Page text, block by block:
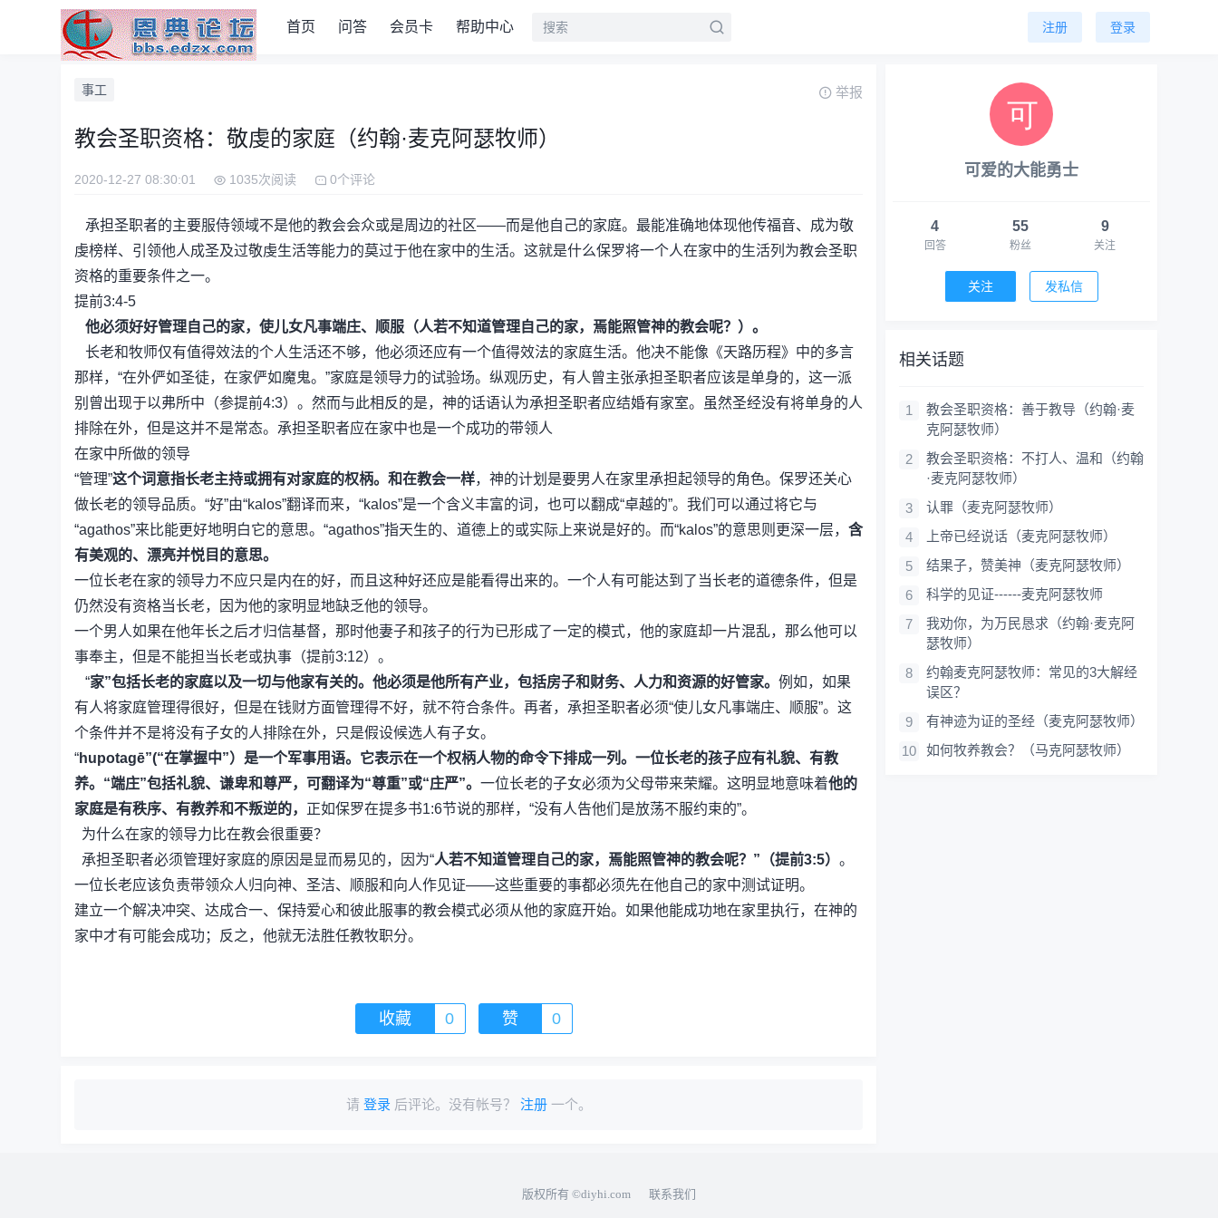
首页 问答 会员卡 帮助中心 注册 登录
事工 举报
教会圣职资格：敬虔的家庭（约翰·麦克阿瑟牧师）
2020-12-27 08:30:01 1035次阅读 0个评论
承担圣职者的主要服侍领域不是他的教会会众或是周边的社区——而是他自己的家庭。最能准确地体现他传福音、成为敬
虔榜样、引领他人成圣及过敬虔生活等能力的莫过于他在家中的生活。这就是什么保罗将一个人在家中的生活列为教会圣职
资格的重要条件之一。
提前3:4-5
他必须好好管理自己的家，使儿女凡事端庄、顺服（人若不知道管理自己的家，焉能照管神的教会呢？）。
长老和牧师仅有值得效法的个人生活还不够，他必须还应有一个值得效法的家庭生活。他决不能像《天路历程》中的多言
那样，“在外俨如圣徒，在家俨如魔鬼。”家庭是领导力的试验场。纵观历史，有人曾主张承担圣职者应该是单身的，这一派
别曾出现于以弗所中（参提前4:3）。然而与此相反的是，神的话语认为承担圣职者应结婚有家室。虽然圣经没有将单身的人
排除在外，但是这并不是常态。承担圣职者应在家中也是一个成功的带领人
在家中所做的领导
“管理”这个词意指长老主持或拥有对家庭的权柄。和在教会一样，神的计划是要男人在家里承担起领导的角色。保罗还关心
做长老的领导品质。“好”由“kalos”翻译而来，“kalos”是一个含义丰富的词，也可以翻成“卓越的”。我们可以通过将它与
“agathos”来比能更好地明白它的意思。“agathos”指天生的、道德上的或实际上来说是好的。而“kalos”的意思则更深一层， 含
有美观的、漂亮并悦目的意思。
一位长老在家的领导力不应只是内在的好，而且这种好还应是能看得出来的。一个人有可能达到了当长老的道德条件，但是
仍然没有资格当长老，因为他的家明显地缺乏他的领导。
一个男人如果在他年长之后才归信基督，那时他妻子和孩子的行为已形成了一定的模式，他的家庭却一片混乱，那么他可以
事奉主，但是不能担当长老或执事（提前3:12）。
“家”包括长老的家庭以及一切与他家有关的。他必须是他所有产业，包括房子和财务、人力和资源的好管家。 例如，如果
有人将家庭管理得很好，但是在钱财方面管理得不好，就不符合条件。再者，承担圣职者必须“使儿女凡事端庄、顺服”。这
个条件并不是将没有子女的人排除在外，只是假设候选人有子女。
“hupotagē”(“在掌握中”）是一个军事用语。它表示在一个权柄人物的命令下排成一列。一位长老的孩子应有礼貌、有教
养。“端庄”包括礼貌、谦卑和尊严，可翻译为“尊重”或“庄严”。 一位长老的子女必须为父母带来荣耀。这明显地意味着他的
家庭是有秩序、有教养和不叛逆的， 正如保罗在提多书1:6节说的那样，“没有人告他们是放荡不服约束的”。
为什么在家的领导力比在教会很重要？
承担圣职者必须管理好家庭的原因是显而易见的，因为“人若不知道管理自己的家，焉能照管神的教会呢？”（提前3:5） 。
一位长老应该负责带领众人归向神、圣洁、顺服和向人作见证——这些重要的事都必须先在他自己的家中测试证明。
建立一个解决冲突、达成合一、保持爱心和彼此服事的教会模式必须从他的家庭开始。如果他能成功地在家里执行，在神的
家中才有可能会成功；反之，他就无法胜任教牧职分。
收藏 0 赞 0
请 登录 后评论。没有帐号？ 注册一个。
可爱的大能勇士
4
回答
55
粉丝
9
关注
关注 发私信
相关话题
教会圣职资格：善于教导（约翰·麦
克阿瑟牧师）
教会圣职资格：不打人、温和（约翰
·麦克阿瑟牧师）
认罪（麦克阿瑟牧师）
上帝已经说话（麦克阿瑟牧师）
结果子，赞美神（麦克阿瑟牧师）
科学的见证------麦克阿瑟牧师
我劝你，为万民恳求（约翰·麦克阿
瑟牧师）
约翰麦克阿瑟牧师：常见的3大解经
误区？
有神迹为证的圣经（麦克阿瑟牧师）
如何牧养教会？（马克阿瑟牧师）
版权所有 ©diyhi.com 联系我们